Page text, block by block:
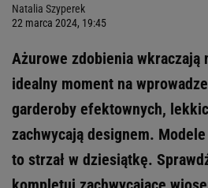
Natalia Szyperek
22 marca 2024, 19:45
Ażurowe zdobienia wkraczają
idealny moment na
garderoby efektownych,
zachwycają designem.
to strzał w dziesiątkę.